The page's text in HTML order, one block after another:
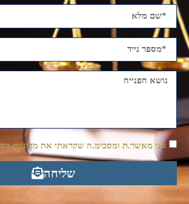
אני מאשר.ת ומסכימ.ה שקראתי את מדיניות
שליחה